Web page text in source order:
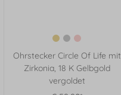
Ohrstecker Circle Of Life mit
Zirkonia, 18 K Gelbgold
vergoldet